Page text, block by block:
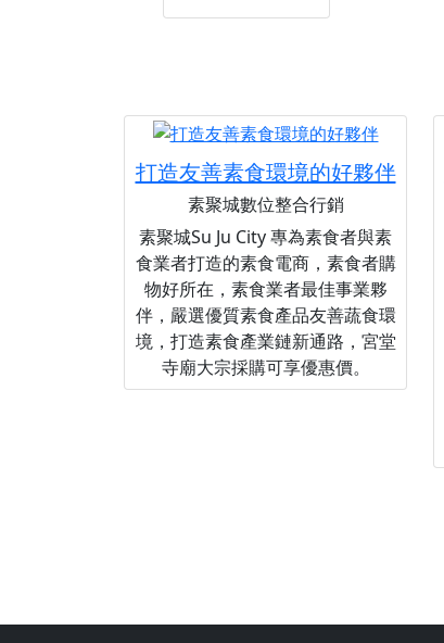
打造友善素食環境的好夥伴
素聚城數位整合行銷
素聚城Su Ju City 專為素食者與素
食業者打造的素食電商，素食者購
物好所在，素食業者最佳事業夥
伴，嚴選優質素食產品友善蔬食環
境，打造素食產業鏈新通路，宮堂
寺廟大宗採購可享優惠價。